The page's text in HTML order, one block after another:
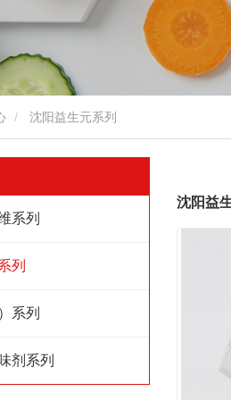
沈阳益生元系列
系列
列
系列
剂系列
沈阳益